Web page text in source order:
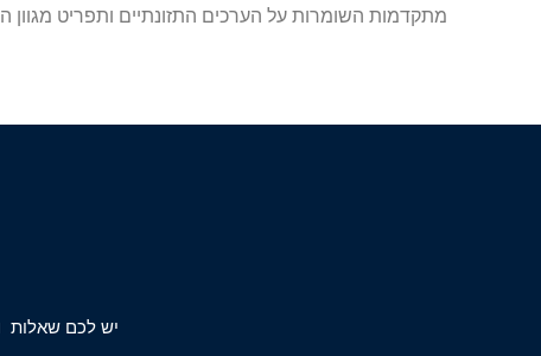
מתקדמות השומרות על הערכים התזונתיים ותפריט
יש לכם שאלות